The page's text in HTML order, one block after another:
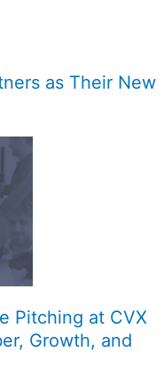
as Their New
Pitching at CVX
Growth, and